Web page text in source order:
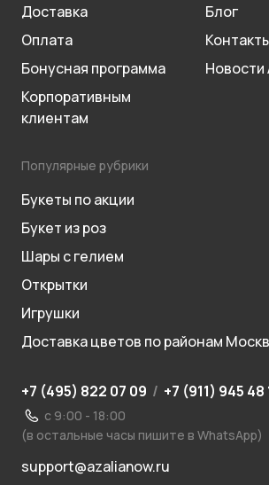
Доставка
Оплата
Бонусная программа
Корпоративным
клиентам
Блог
Новости
Популярные рубрики
Букеты по акции
Букет из роз
Шары с гелием
Открытки
Игрушки
Доставка цветов по районам
+7 (495) 822 07 09 / +7 (911) 945 48
с 9:00 - 18:00
(в остальные часы пишите в WhatsApp)
support@azalianow.ru